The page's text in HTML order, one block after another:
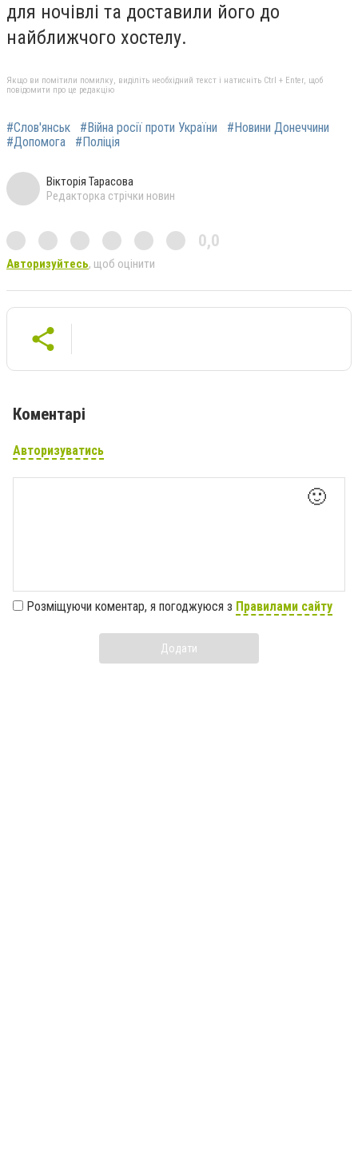
для ночівлі та доставили його до
найближчого хостелу.
Якщо ви помітили помилку, виділіть необхідний текст і натисніть Ctrl + Enter, щоб
повідомити про це редакцію
#Слов'янськ #Війна росії проти України
#Новини Донеччини
#Допомога
#Поліція
Вікторія Тарасова
Редакторка стрічки новин
0,0
Авторизуйтесь, щоб оцінити
Коментарі
Авторизуватись
🙂
Розміщуючи коментар, я погоджуюся з Правилами сайту
Додати